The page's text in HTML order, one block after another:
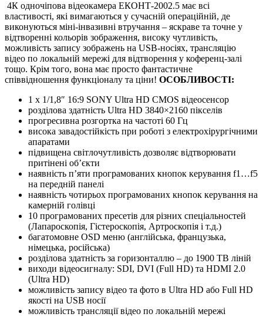
4К одночіпова відеокамера ЕКОНТ-2002.5 має всі
властивості, які вимагаються у сучасній операційній, де
виконуються міні-інвазивні втручання – яскраве та точне у
відтворенні кольорів зображення, високу чутливість,
можливість запису зображень на USB-носіях, трансляцію
відео по локальній мережі для відтворення у коференц-залі
тощо. Крім того, вона має просто фантастичне
співвідношення функціоналу та ціни! ОСОБЛИВОСТІ:
1 x 1/1,8″ 16:9 SONY Ultra HD CMOS відеосенсор
розділова здатність Ultra HD 3840×2160 пікселів
прогресивна розгортка на частоті 60 Гц
висока завадостійкість при роботі з електрохірургічними
апаратами
підвищена світлочутливість дозволяє відтворювати
притінені об’єкти
наявність п’яти програмованих кнопок керування f1…f5
на передній панелі
наявність чотирьох програмованих кнопок керування на
камерній голівці
10 програмованих пресетів для різних спеціальностей
(Лапароскопія, Гістероскопія, Артроскопія і т.д.)
багатомовне OSD меню (англійська, французька,
німецька, російська)
розділова здатність за горизонталлю – до 1900 TВ ліній
виходи відеосигналу: SDI, DVI (Full HD) та HDMI 2.0
(Ultra HD)
можливість запису відео та фото в Ultra HD або Full HD
якості на USB носії
можливість трансляції відео по локальній мережі